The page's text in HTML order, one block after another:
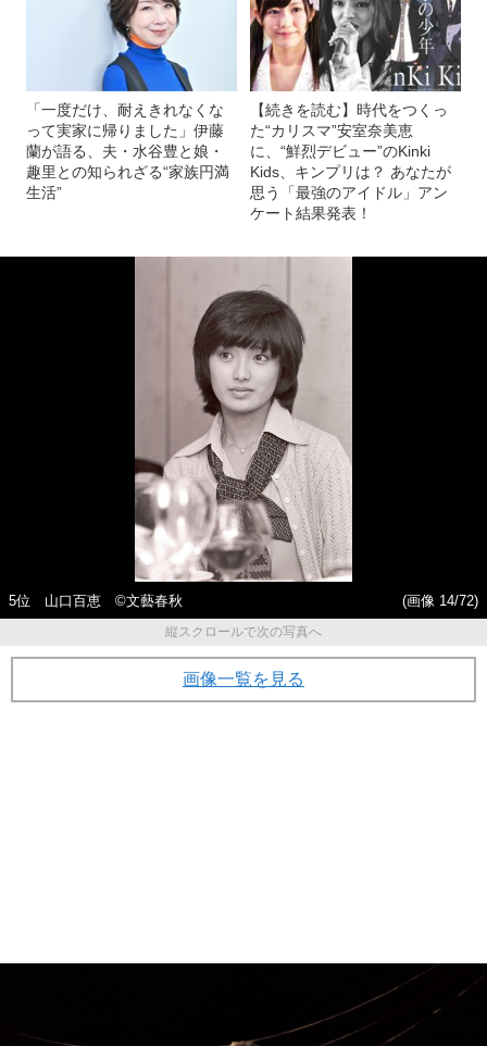
「一度だけ、耐えきれなくな
って実家に帰りました」伊藤
蘭が語る、夫・水谷豊と娘・
趣里との知られざる“家族円満
生活”
【続きを読む】時代をつくっ
た“カリスマ”安室奈美恵
に、“鮮烈デビュー”のKinki
Kids、キンプリは？ あなたが
思う「最強のアイドル」アン
ケート結果発表！
5位 山口百恵 ©文藝春秋
(画像 14/72)
縦スクロールで次の写真へ
画像一覧を見る